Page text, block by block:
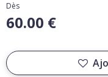
Dès
60.00 €